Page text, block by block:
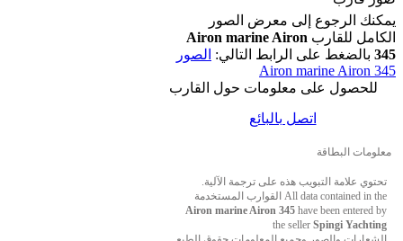
يمكنك الرجوع إلى معرض الصور
الكامل للقارب Airon marine Airon
345 بالضغط على الرابط التالي: الصور
Airon marine Airon 345
للحصول على معلومات حول القارب
اتصل بالبائع
معلومات البطاقة
تحتوي علامة التبويب هذه على ترجمة الآلية.
All data contained in the القوارب المستخدمة
Airon marine Airon 345 have been entered by
the seller Spingi Yachting